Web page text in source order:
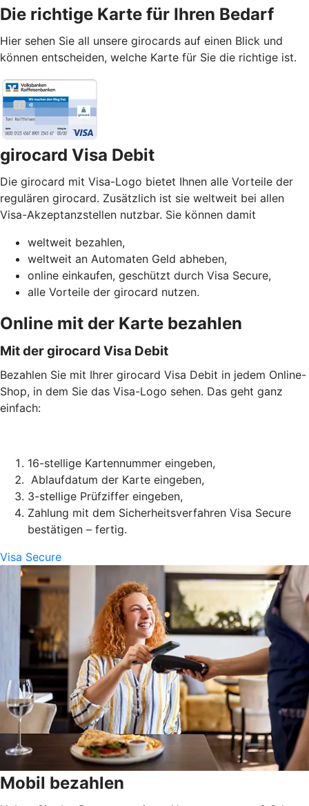
Die richtige Karte für Ihren Bedarf
Hier sehen Sie all unsere girocards auf einen Blick und
können entscheiden, welche Karte für Sie die richtige ist.
girocard Visa Debit
Die girocard mit Visa-Logo bietet Ihnen alle Vorteile der
regulären girocard. Zusätzlich ist sie weltweit bei allen
Visa-Akzeptanzstellen nutzbar. Sie können damit
weltweit bezahlen,
weltweit an Automaten Geld abheben,
online einkaufen, geschützt durch Visa Secure,
alle Vorteile der girocard nutzen.
Online mit der Karte bezahlen
Mit der girocard Visa Debit
Bezahlen Sie mit Ihrer girocard Visa Debit in jedem Online-
Shop, in dem Sie das Visa-Logo sehen. Das geht ganz
einfach:
16-stellige Kartennummer eingeben,
Ablaufdatum der Karte eingeben,
3-stellige Prüfziffer eingeben,
Zahlung mit dem Sicherheitsverfahren Visa Secure
bestätigen – fertig.
Visa Secure
Mobil bezahlen